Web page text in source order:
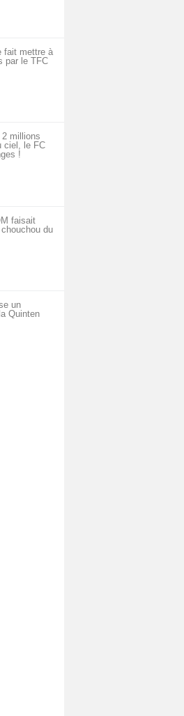
fait mettre à
par le TFC
millions
ciel, le FC
!
faisait
du
un
Quinten